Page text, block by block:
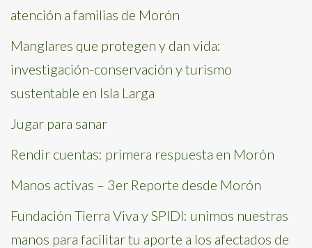
atención a familias de Morón
Manglares que protegen y dan vida:
investigación-conservación y turismo
sustentable en Isla Larga
Jugar para sanar
Rendir cuentas: primera respuesta en Morón
Manos activas – 3er Reporte desde Morón
Fundación Tierra Viva y SPIDI: unimos nuestras
manos para facilitar tu aporte a los afectados de